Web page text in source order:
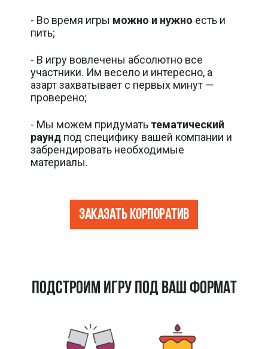
- Во время игры можно и нужно есть и
пить;
- В игру вовлечены абсолютно все
участники. Им весело и интересно, а
азарт захватывает с первых минут —
проверено;
- Мы можем придумать тематический
раунд под специфику вашей компании и
забрендировать необходимые
материалы.
Заказать корпоратив
ПОДСТРОИМ ИГРУ ПОД ВАШ ФОРМАТ